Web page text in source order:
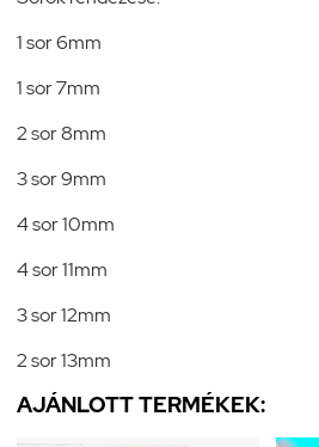
1 sor 6mm
1 sor 7mm
2 sor 8mm
3 sor 9mm
4 sor 10mm
4 sor 11mm
3 sor 12mm
2 sor 13mm
AJÁNLOTT TERMÉKEK: